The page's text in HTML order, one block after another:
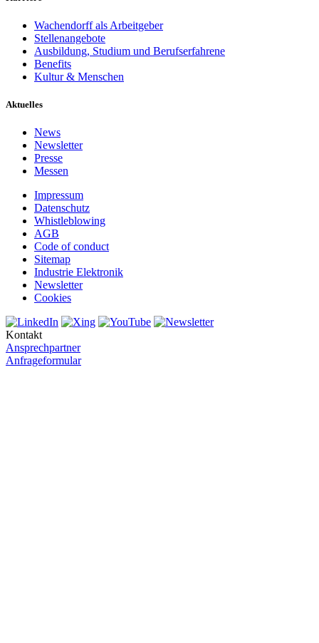
Wachendorff als Arbeitgeber
Stellenangebote
Ausbildung, Studium und Berufserfahrene
Benefits
Kultur & Menschen
Aktuelles
News
Newsletter
Presse
Messen
Impressum
Datenschutz
Whistleblowing
AGB
Code of conduct
Sitemap
Industrie Elektronik
Newsletter
Cookies
Kontakt
Ansprechpartner
Anfrageformular